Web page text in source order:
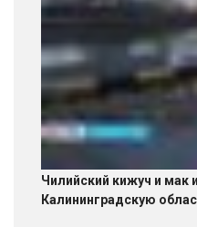
Чилийский кижуч и мак
Калининградскую